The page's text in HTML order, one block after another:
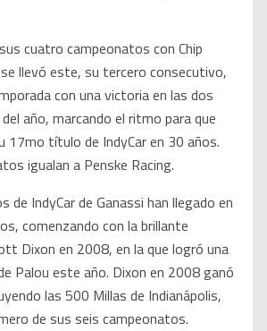
cuatro campeonatos con Chip
llevó este, su tercero consecutivo,
con una victoria en las dos
año, marcando el ritmo para que
17mo título de IndyCar en 30 años.
igualan a Penske Racing.
de IndyCar de Ganassi han llegado en
comenzando con la brillante
Dixon en 2008, en la que logró una
Palou este año. Dixon en 2008 ganó
las 500 Millas de Indianápolis,
de sus seis campeonatos.